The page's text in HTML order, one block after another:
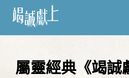
屬靈經典《竭誠